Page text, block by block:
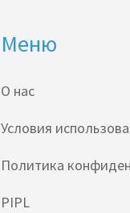
Меню
О нас
Условия
Политика
PIPL